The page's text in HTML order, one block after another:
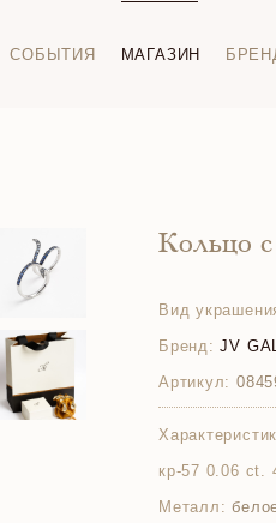
СОБЫТИЯ МАГАЗИН
Кольцо
Вид
Бренд: JV
Артикул:
кр-57 0.06 ct.
Металл: